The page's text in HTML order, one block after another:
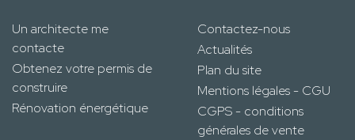
Un architecte me
contacte
Obtenez votre permis de
construire
Rénovation énergétique
Contactez-nous
Actualités
Plan du site
Mentions légales - CGU
CGPS - conditions
générales de vente